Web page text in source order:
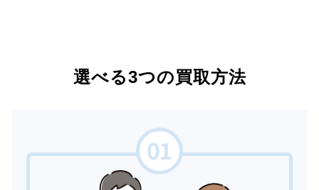
選べる3つの買取方法